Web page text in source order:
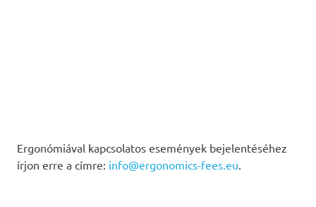
Ergonómiával kapcsolatos események bejelentéséhez
írjon erre a címre: info@ergonomics-fees.eu.